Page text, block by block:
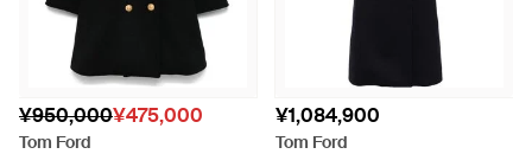
¥950,000¥475,000
Tom Ford
¥1,084,900
Tom Ford